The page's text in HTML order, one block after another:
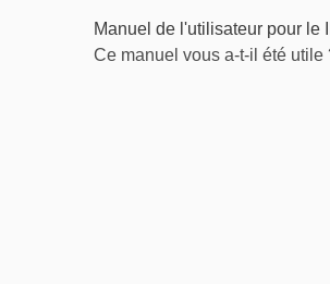
Manuel de l'utilisateur pour le
Ce manuel vous a-t-il été utile